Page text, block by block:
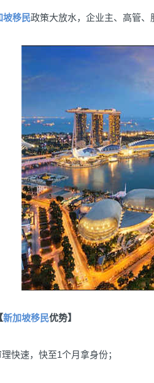
坡移民政策大放水，企业主、高管、
新加坡移民优势】
速，快至1个月拿身份；